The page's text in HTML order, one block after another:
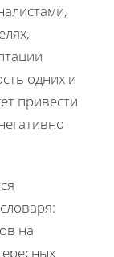
одних и
привести
на